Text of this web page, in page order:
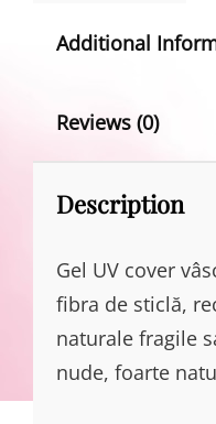
Additional
Reviews (0)
Description
Gel UV cover
fibra de sticlă,
naturale fragile
nude, foarte